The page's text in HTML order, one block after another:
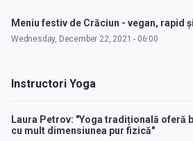
Meniu festiv de Crăciun - vegan, rapid
Wednesday, December 22, 2021 - 06:00
Instructori Yoga
Laura Petrov: "Yoga tradițională oferă
cu mult dimensiunea pur fizică"